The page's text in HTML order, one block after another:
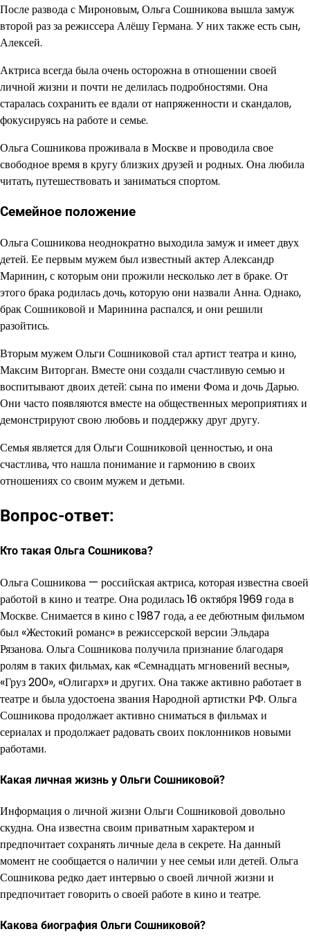
После развода с Мироновым, Ольга Сошникова вышла замуж
второй раз за режиссера Алёшу Германа. У них также есть сын,
Алексей.
Актриса всегда была очень осторожна в отношении своей
личной жизни и почти не делилась подробностями. Она
старалась сохранить ее вдали от напряженности и скандалов,
фокусируясь на работе и семье.
Ольга Сошникова проживала в Москве и проводила свое
свободное время в кругу близких друзей и родных. Она любила
читать, путешествовать и заниматься спортом.
Семейное положение
Ольга Сошникова неоднократно выходила замуж и имеет двух
детей. Ее первым мужем был известный актер Александр
Маринин, с которым они прожили несколько лет в браке. От
этого брака родилась дочь, которую они назвали Анна. Однако,
брак Сошниковой и Маринина распался, и они решили
разойтись.
Вторым мужем Ольги Сошниковой стал артист театра и кино,
Максим Виторган. Вместе они создали счастливую семью и
воспитывают двоих детей: сына по имени Фома и дочь Дарью.
Они часто появляются вместе на общественных мероприятиях и
демонстрируют свою любовь и поддержку друг другу.
Семья является для Ольги Сошниковой ценностью, и она
счастлива, что нашла понимание и гармонию в своих
отношениях со своим мужем и детьми.
Вопрос-ответ:
Кто такая Ольга Сошникова?
Ольга Сошникова — российская актриса, которая известна своей
работой в кино и театре. Она родилась 16 октября 1969 года в
Москве. Снимается в кино с 1987 года, а ее дебютным фильмом
был «Жестокий романс» в режиссерской версии Эльдара
Рязанова. Ольга Сошникова получила признание благодаря
ролям в таких фильмах, как «Семнадцать мгновений весны»,
«Груз 200», «Олигарх» и других. Она также активно работает в
театре и была удостоена звания Народной артистки РФ. Ольга
Сошникова продолжает активно сниматься в фильмах и
сериалах и продолжает радовать своих поклонников новыми
работами.
Какая личная жизнь у Ольги Сошниковой?
Информация о личной жизни Ольги Сошниковой довольно
скудна. Она известна своим приватным характером и
предпочитает сохранять личные дела в секрете. На данный
момент не сообщается о наличии у нее семьи или детей. Ольга
Сошникова редко дает интервью о своей личной жизни и
предпочитает говорить о своей работе в кино и театре.
Какова биография Ольги Сошниковой?